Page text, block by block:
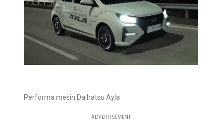
Performa mesin Daihatsu Ayla